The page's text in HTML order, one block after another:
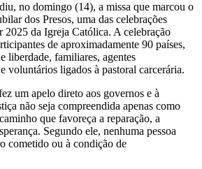
no domingo (14), a missa que marcou o
dos Presos, uma das celebrações
2025 da Igreja Católica. A celebração
de aproximadamente 90 países,
liberdade, familiares, agentes
voluntários ligados à pastoral carcerária.
um apelo direto aos governos e à
não seja compreendida apenas como
que favoreça a reparação, a
Segundo ele, nenhuma pessoa
cometido ou à condição de